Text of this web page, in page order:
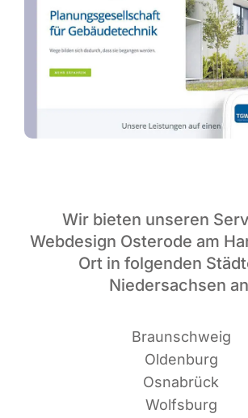
Wir bieten unseren
Webdesign Osterode am
Ort in folgenden
Niedersachsen
Braun­schweig
Oldenburg
Osnabrück
Wolfsburg